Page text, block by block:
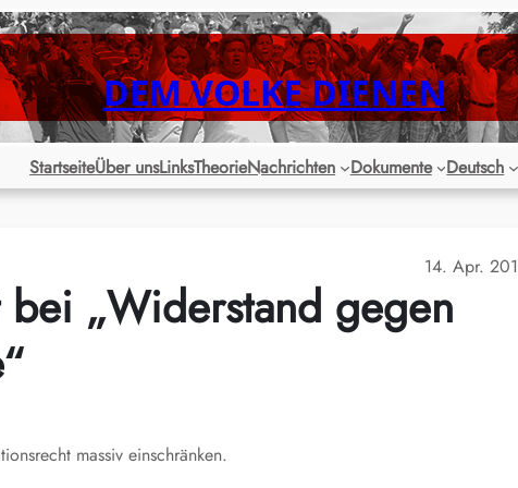
DEM VOLKE DIENEN
StartseiteÜber unsLinksTheorieNachrichten Dokumente Deutsch
14. Apr.
„Widerstand gegen
massiv einschränken.